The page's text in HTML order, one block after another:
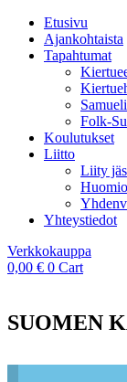
Etusivu
Ajankohtaista
Tapahtumat
Folk-
Koulutukset
Liitto
Liity
Yhteystiedot
Verkkokauppa
0,00 € 0 Cart
SUOMEN